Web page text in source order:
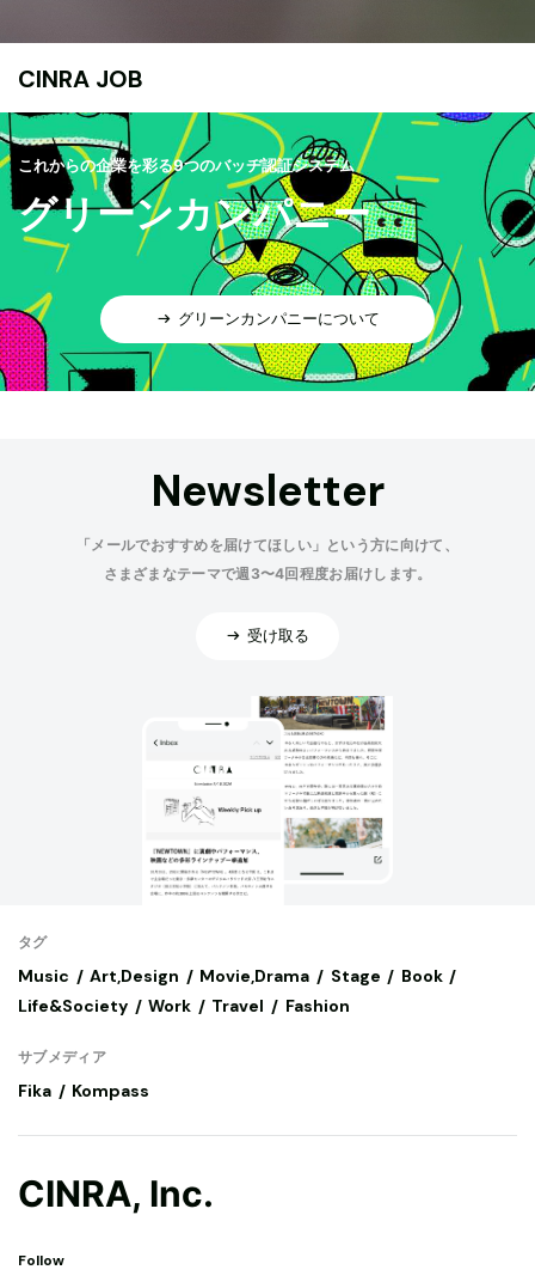
CINRA JOB
これからの企業を彩る9つのバッヂ認証システム
グリーンカンパニー
グリーンカンパニーについて
Newsletter
「メールでおすすめを届けてほしい」という方に向けて、
さまざまなテーマで週3〜4回程度お届けします。
受け取る
タグ
Music Art,Design Movie,Drama Stage
Book
Life&Society
Work Travel Fashion
サブメディア
Fika Kompass
CINRA, Inc.
Follow